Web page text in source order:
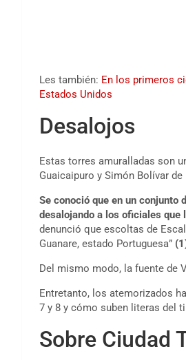
Les también: En los primeros
Estados Unidos
Desalojos
Estas torres amuralladas son
Guaicaipuro y Simón Bolívar de
Se conoció que en un
desalojando a los oficiales que
denunció que escoltas de
Guanare, estado Portuguesa”
Del mismo modo, la fuente de
Entretanto, los atemorizados
7 y 8 y cómo suben literas del
Sobre Ciudad